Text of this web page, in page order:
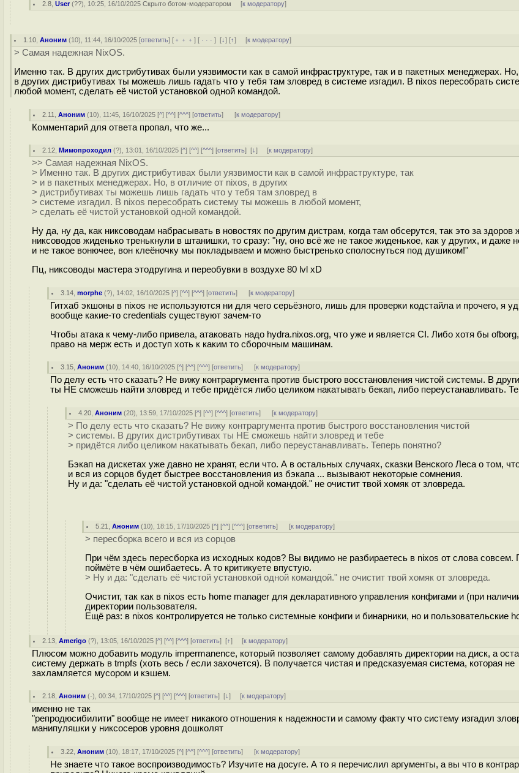
2.8 ,User(??), 10:25, 16/10/2025Скрыто ботом-модератором [к модератору]
1.10 ,Аноним (10), 11:44, 16/10/2025 [ответить] [ ﹢﹢﹢] [ · · ·][↓] [↑] [к модератору]
> Самая надежная NixOS.
Именно так. В других дистрибутивах были уязвимости как в самой инфраструктуре, так и в пакетных менеджерах.
в других дистрибутивах ты можешь лишь гадать что у тебя там зловред в системе изгадил. В nixos пересобрать
любой момент, сделать её чистой установкой одной командой.
2.11 ,Аноним (10), 11:45, 16/10/2025 [^] [^^] [^^^] [ответить] [к модератору]
Комментарий для ответа пропал, что же...
2.12 ,Мимопроходил (?), 13:01, 16/10/2025 [^] [^^] [^^^] [ответить][↓] [к модератору]
>> Самая надежная NixOS.
> Именно так. В других дистрибутивах были уязвимости как в самой инфраструктуре, так
> и в пакетных менеджерах. Но, в отличие от nixos, в других
> дистрибутивах ты можешь лишь гадать что у тебя там зловред в
> системе изгадил. В nixos пересобрать систему ты можешь в любой момент,
> сделать её чистой установкой одной командой.
Ну да, ну да, как никсоводам набрасывать в новостях по другим дистрам, когда там обcepyтся, так это за здоров
никсоводов жиденько тренькнули в штанишки, то сразу: "ну, оно всё же не такое жиденькое, как у других, и даже
и не такое вонючее, вон клеёночку мы покладываем и можно быстренько сполоснуться под душиком!"
Пц, никсоводы мастера этодругина и переобувки в воздухе 80 lvl xD
3.14 ,morphe (?), 14:02, 16/10/2025 [^] [^^] [^^^] [ответить] [к модератору]
Гитхаб экшоны в nixos не используются ни для чего серьёзного, лишь для проверки кодстайла и прочего, я
вообще какие-то credentials существуют зачем-то
Чтобы атака к чему-либо привела, атаковать надо hydra.nixos.org, что уже и является CI. Либо хотя бы
право на мерж есть и доступ хоть к каким то сборочным машинам.
3.15 ,Аноним (10), 14:40, 16/10/2025 [^] [^^] [^^^] [ответить] [к модератору]
По делу есть что сказать? Не вижу контраргумента против быстрого восстановления чистой системы. В
ты НЕ сможешь найти зловред и тебе придётся либо целиком накатывать бекап, либо переустанавливать.
4.20 ,Аноним (20), 13:59, 17/10/2025 [^] [^^] [^^^] [ответить] [к модератору]
> По делу есть что сказать? Не вижу контраргумента против быстрого восстановления чистой
> системы. В других дистрибутивах ты НЕ сможешь найти зловред и тебе
> придётся либо целиком накатывать бекап, либо переустанавливать. Теперь понятно?
Бэкап на дискетах уже давно не хранят, если что. А в остальных случаях, сказки Венского Леса о том,
и вся из сорцов будет быстрее восстановления из бэкапа ... вызывают некоторые сомнения.
Ну и да: "сделать её чистой установкой одной командой." не очистит твой хомяк от зловреда.
5.21 ,Аноним (10), 18:15, 17/10/2025 [^] [^^] [^^^] [ответить] [к модератору]
> пересборка всего и вся из сорцов
При чём здесь пересборка из исходных кодов? Вы видимо не разбираетесь в nixos от слова совсем.
поймёте в чём ошибаетесь. А то критикуете впустую.
> Ну и да: "сделать её чистой установкой одной командой." не очистит твой хомяк от зловреда.
Очистит, так как в nixos есть home manager для декларативного управления конфигами и (при
директории пользователя.
Ещё раз: в nixos контролируется не только системные конфиги и бинарники, но и пользовательские
2.13 ,Amerigo (?), 13:05, 16/10/2025 [^] [^^] [^^^] [ответить][↑] [к модератору]
Плюсом можно добавить модуль impermanence, который позволяет самому добавлять директории на диск, а
систему держать в tmpfs (хоть весь / если захочется). B получается чистая и предсказуемая система, которая не
захламляется мусором и кэшем.
2.18 ,Аноним (-), 00:34, 17/10/2025 [^] [^^] [^^^] [ответить][↓] [к модератору]
именно не так
"репродюсибилити" вообще не имеет никакого отношения к надежности и самому факту что систему изгадил
манипуляшки у никсосеров уровня дошколят
3.22 ,Аноним (10), 18:17, 17/10/2025 [^] [^^] [^^^] [ответить] [к модератору]
Не знаете что такое воспроизводимость? Изучите на досуге. А то я перечислил аргументы, а вы что в